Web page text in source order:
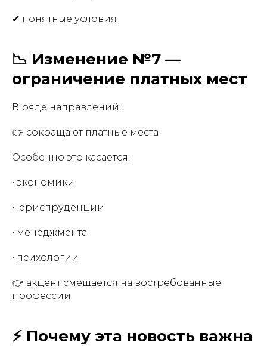
✔ понятные условия
📉 Изменение №7 —
ограничение платных мест
В ряде направлений:
👉 сокращают платные места
Особенно это касается:
• экономики
• юриспруденции
• менеджмента
• психологии
👉 акцент смещается на востребованные
профессии
⚡ Почему эта новость важна